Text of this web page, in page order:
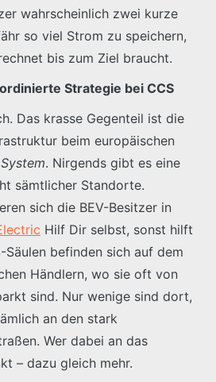
wahrscheinlich zwei kurze
so viel Strom zu speichern,
bis zum Ziel braucht.
Strategie bei CCS
Das krasse Gegenteil ist die
beim europäischen
. Nirgends gibt es eine
sämtlicher Standorte.
sich die BEV-Besitzer in
Hilf Dir selbst, sonst hilft
Säulen befinden sich auf dem
Händlern, wo sie oft von
sind. Nur wenige sind dort,
an den stark
Wer dabei an das
– dazu gleich mehr.